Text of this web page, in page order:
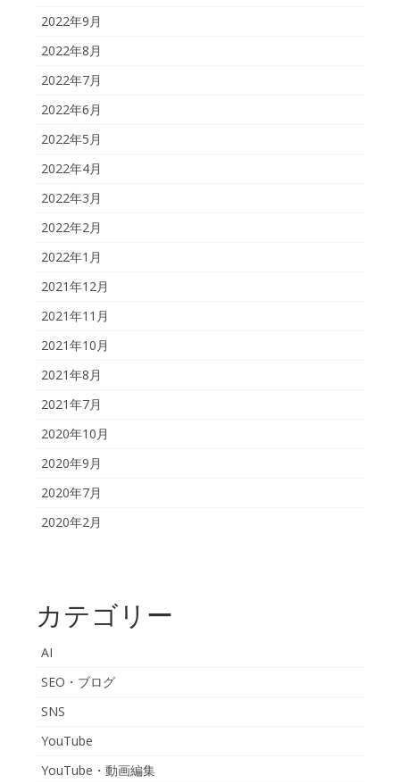
2022年9月
2022年8月
2022年7月
2022年6月
2022年5月
2022年4月
2022年3月
2022年2月
2022年1月
2021年12月
2021年11月
2021年10月
2021年8月
2021年7月
2020年10月
2020年9月
2020年7月
2020年2月
カテゴリー
AI
SEO・ブログ
SNS
YouTube
YouTube・動画編集